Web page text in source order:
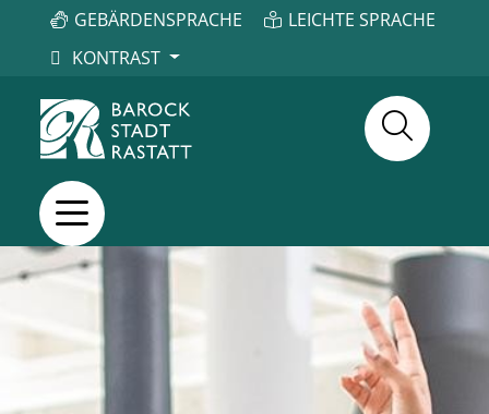
GEBÄRDENSPRACHE
LEICHTE SPRACHE
KONTRAST